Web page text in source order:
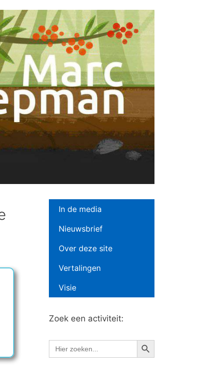
In de media
Nieuwsbrief
Over deze site
Vertalingen
Visie
Zoek een activiteit:
Zoek
naar:
Zoekknop